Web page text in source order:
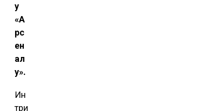
у
«А
рс
ен
ал
у».
Ин
три